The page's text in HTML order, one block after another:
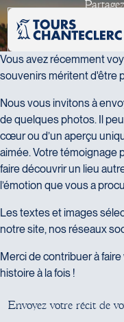
Partagez
Chaque
Espace voyageur
Vous avez récemment
souvenirs méritent d'être
Nous vous invitons à
de quelques photos. Il
cœur ou d’un aperçu
aimée. Votre témoignage
faire découvrir un lieu
l’émotion que vous a
Les textes et images
notre site, nos réseaux
Merci de contribuer à
histoire à la fois !
Envoyez votre récit de vo
Nom complet*
Courriel
Numéro de téléphone
Message*
Maximum de 50 MO